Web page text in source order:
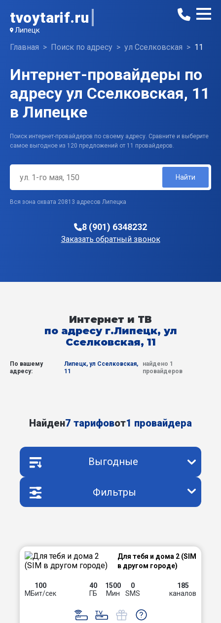
tvoytarif.ru
Липецк
Главная Поиск по адресу ул Сселковская 11
Интернет-провайдеры по
адресу ул Сселковская, 11
в Липецке
Поиск интернет-провайдеров по своему адресу. Сравните и выберите
самое выгодное из 120 предложений от 11 провайдеров.
Найти
Вся зона охвата 20813 адресов Липецка
8 (901) 6348232
Заказать обратный звонок
Интернет и ТВ
по адресу г.Липецк, ул
Сселковская, 11
По вашему
адресу:
Липецк, ул Сселковская,
11
найдено 1
провайдеров
Найден7 тарифовот1 провайдера
Выгодные
Фильтры
Для тебя и дома 2 (SIM
в другом городе)
100
МБит/сек
40
ГБ
1500
Мин
0
SMS
185
каналов